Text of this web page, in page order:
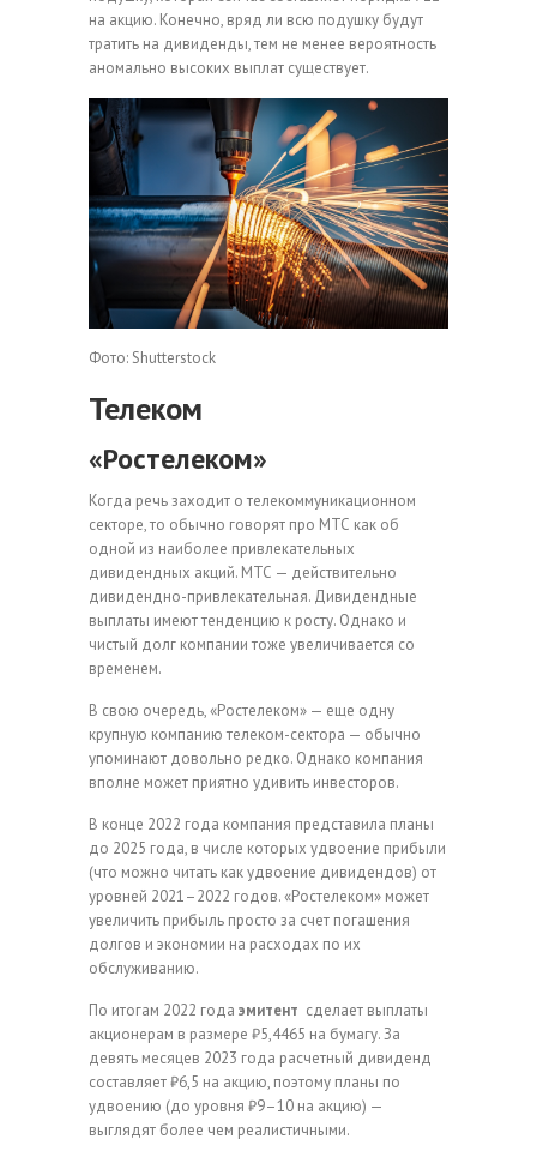
на акцию. Конечно, вряд ли всю подушку будут
тратить на дивиденды, тем не менее вероятность
аномально высоких выплат существует.
Фото: Shutterstock
Телеком
«Ростелеком»
Когда речь заходит о телекоммуникационном
секторе, то обычно говорят про МТС как об
одной из наиболее привлекательных
дивидендных акций. МТС — действительно
дивидендно-привлекательная. Дивидендные
выплаты имеют тенденцию к росту. Однако и
чистый долг компании тоже увеличивается со
временем.
В свою очередь, «Ростелеком» — еще одну
крупную компанию телеком-сектора — обычно
упоминают довольно редко. Однако компания
вполне может приятно удивить инвесторов.
В конце 2022 года компания представила планы
до 2025 года, в числе которых удвоение прибыли
(что можно читать как удвоение дивидендов) от
уровней 2021–2022 годов. «Ростелеком» может
увеличить прибыль просто за счет погашения
долгов и экономии на расходах по их
обслуживанию.
По итогам 2022 года эмитент сделает выплаты
акционерам в размере ₽5,4465 на бумагу. За
девять месяцев 2023 года расчетный дивиденд
составляет ₽6,5 на акцию, поэтому планы по
удвоению (до уровня ₽9–10 на акцию) —
выглядят более чем реалистичными.